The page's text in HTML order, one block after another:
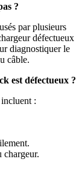
?
par plusieurs
défectueux
diagnostiquer le
câble.
est défectueux ?
:
chargeur.